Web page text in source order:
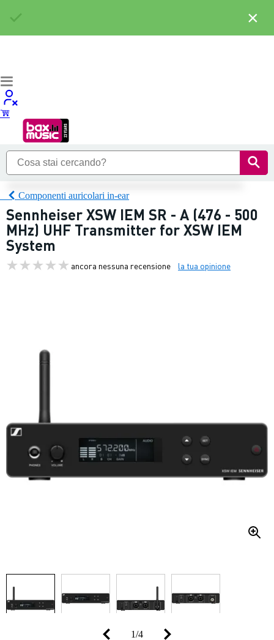
Componenti auricolari in-ear
Sennheiser XSW IEM SR - A (476 - 500
MHz) UHF Transmitter for XSW IEM
System
ancora nessuna recensione la tua opinione
1/4
×